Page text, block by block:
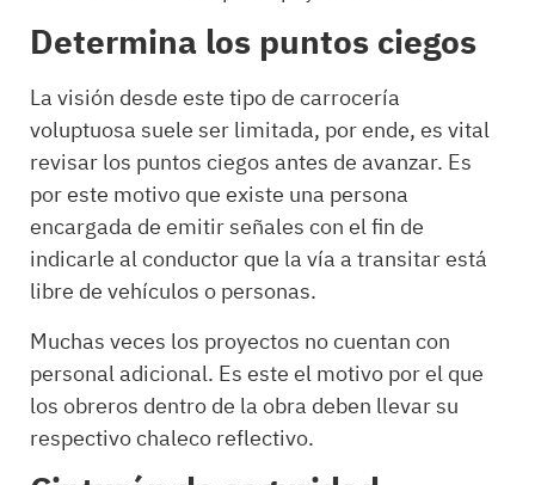
Determina los puntos ciegos
La visión desde este tipo de carrocería
voluptuosa suele ser limitada, por ende, es vital
revisar los puntos ciegos antes de avanzar. Es
por este motivo que existe una persona
encargada de emitir señales con el fin de
indicarle al conductor que la vía a transitar está
libre de vehículos o personas.
Muchas veces los proyectos no cuentan con
personal adicional. Es este el motivo por el que
los obreros dentro de la obra deben llevar su
respectivo chaleco reflectivo.